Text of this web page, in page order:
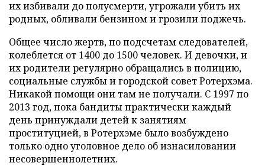
их избивали до полусмерти, угрожали убить их
родных, обливали бензином и грозили поджечь.
Общее число жертв, по подсчетам следователей,
колеблется от 1400 до 1500 человек. И девочки, и
их родители регулярно обращались в полицию,
социальные службы и городской совет Ротерхэма.
Никакой помощи они там не получали. С 1997 по
2013 год, пока бандиты практически каждый
день принуждали детей к занятиям
проституцией, в Ротерхэме было возбуждено
только одно уголовное дело об изнасиловании
несовершеннолетних.